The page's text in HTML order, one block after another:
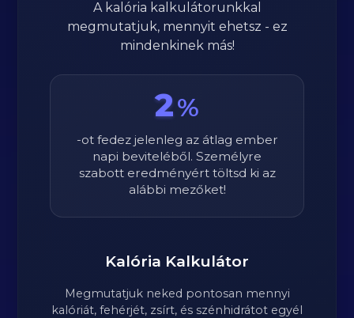
A kalória kalkulátorunkkal
megmutatjuk, mennyit ehetsz - ez
mindenkinek más!
2%
-ot fedez jelenleg az átlag ember
napi beviteléből. Személyre
szabott eredményért töltsd ki az
alábbi mezőket!
Kalória Kalkulátor
Megmutatjuk neked pontosan mennyi
kalóriát, fehérjét, zsírt, és szénhidrátot egyél